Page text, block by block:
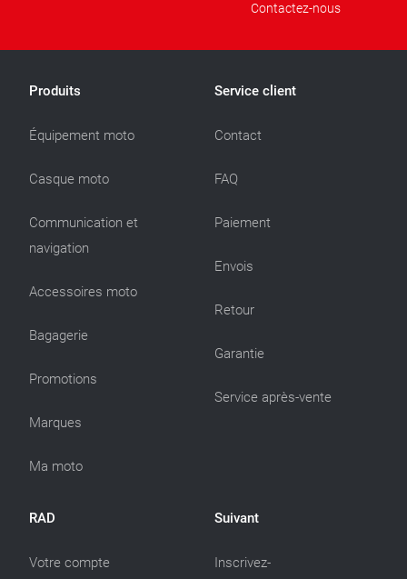
Contactez-nous
Produits
Équipement moto
Casque moto
Communication et
navigation
Accessoires moto
Bagagerie
Promotions
Marques
Ma moto
Service client
Contact
FAQ
Paiement
Envois
Retour
Garantie
Service après-vente
RAD
Votre compte
Suivant
Inscrivez-